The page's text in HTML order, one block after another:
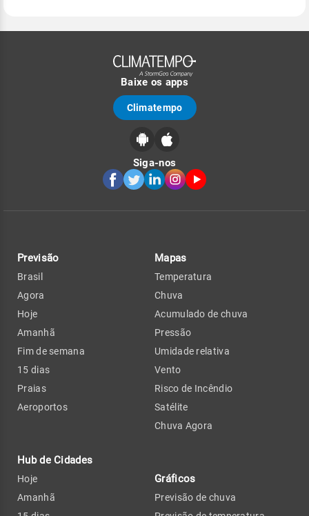
Baixe os apps
Climatempo
Siga-nos
Previsão
Brasil
Agora
Hoje
Amanhã
Fim de semana
15 dias
Praias
Aeroportos
Hub de Cidades
Hoje
Amanhã
Mapas
Temperatura
Chuva
Acumulado de chuva
Pressão
Umidade relativa
Vento
Risco de Incêndio
Satélite
Chuva Agora
Gráficos
Previsão de chuva